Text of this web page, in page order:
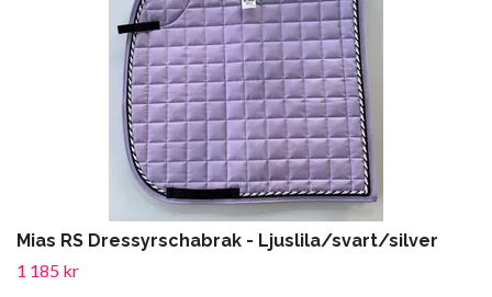
Mias RS Dressyrschabrak - Ljuslila/svart/silver
1 185 kr